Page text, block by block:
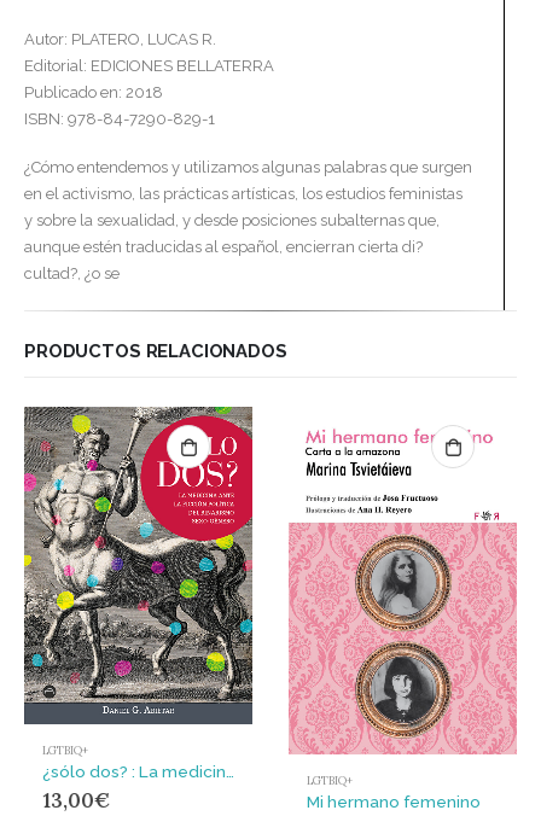
Autor: PLATERO, LUCAS R.
Editorial: EDICIONES BELLATERRA
Publicado en: 2018
ISBN: 978-84-7290-829-1
¿Cómo entendemos y utilizamos algunas palabras que surgen
en el activismo, las prácticas artísticas, los estudios feministas
y sobre la sexualidad, y desde posiciones subalternas que,
aunque estén traducidas al español, encierran cierta di?
cultad?, ¿o se
PRODUCTOS RELACIONADOS
LGTBIQ+
13,00€
LGTBIQ+
Mi hermano femenino